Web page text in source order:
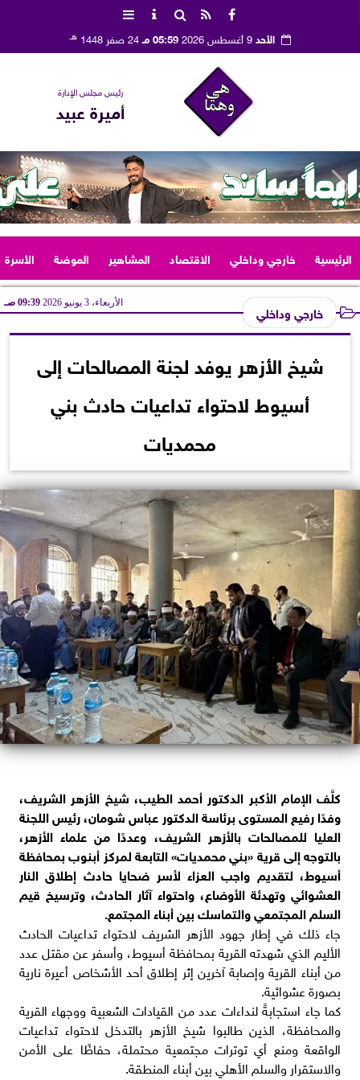
الأحد9 أغسطس 2026 05:59 مـ 24 صفر 1448 هـ
رئيس مجلس الإدارة
أميرة عبيد
الرئيسية خارجي وداخلي الاقتصاد المشاهير الموضة الأسرة
خارجي وداخلي الأربعاء، 3 يونيو 2026 09:39 صـ
شيخ الأزهر يوفد لجنة المصالحات إلى
أسيوط لاحتواء تداعيات حادث بني
محمديات
كلَّف الإمام الأكبر الدكتور أحمد الطيب، شيخ الأزهر الشريف،
وفدًا رفيع المستوى برئاسة الدكتور عباس شومان، رئيس اللجنة
العليا للمصالحات بالأزهر الشريف، وعددًا من علماء الأزهر،
بالتوجه إلى قرية «بني محمديات» التابعة لمركز أبنوب بمحافظة
أسيوط، لتقديم واجب العزاء لأسر ضحايا حادث إطلاق النار
العشوائي وتهدئة الأوضاع، واحتواء آثار الحادث، وترسيخ قيم
السلم المجتمعي والتماسك بين أبناء المجتمع.
جاء ذلك في إطار جهود الأزهر الشريف لاحتواء تداعيات الحادث
الأليم الذي شهدته القرية بمحافظة أسيوط، وأسفر عن مقتل عدد
من أبناء القرية وإصابة آخرين إثر إطلاق أحد الأشخاص أعيرة نارية
بصورة عشوائية.
كما جاء استجابةً لنداءات عدد من القيادات الشعبية ووجهاء القرية
والمحافظة، الذين طالبوا شيخ الأزهر بالتدخل لاحتواء تداعيات
الواقعة ومنع أي توترات مجتمعية محتملة، حفاظًا على الأمن
والاستقرار والسلم الأهلي بين أبناء المنطقة.